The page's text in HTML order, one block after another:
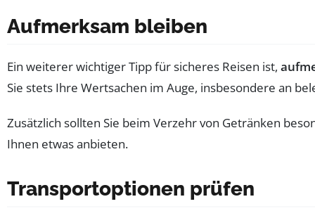
Aufmerksam bleiben
Ein weiterer wichtiger Tipp für sicheres Reisen ist,
Sie stets Ihre Wertsachen im Auge, insbesondere an
Zusätzlich sollten Sie beim Verzehr von Getränken
Ihnen etwas anbieten.
Transportoptionen prüfen